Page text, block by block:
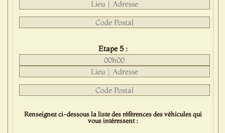
Etape 5 :
Renseignez ci-dessous la liste des références des véhicules qui
vous intéressent :